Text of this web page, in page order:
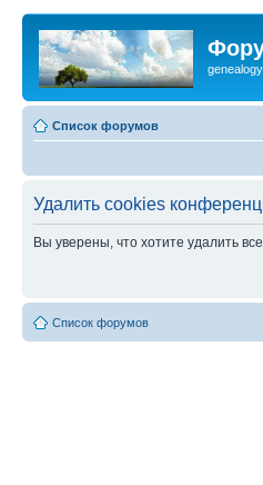
Список форумов
Удалить cookies
Вы уверены, что хотите удалить
Список форумов